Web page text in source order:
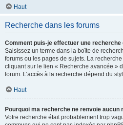
Haut
Recherche dans les forums
Comment puis-je effectuer une recherche
Saisissez un terme dans la boîte de
forums ou les pages de sujets. La
cliquant sur le lien « Recherche avancée »
forum. L’accès à la recherche dépend du
Haut
Pourquoi ma recherche ne renvoie aucun
Votre recherche était probablement trop